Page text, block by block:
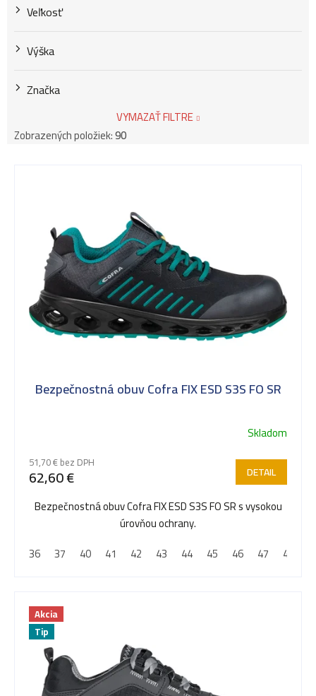
Veľkosť
Výška
Značka
VYMAZAŤ FILTRE
Zobrazených položiek:90
Bezpečnostná obuv Cofra FIX ESD S3S FO SR
Skladom
51,70 € bez DPH
62,60 € DETAIL
Bezpečnostná obuv Cofra FIX ESD S3S FO SR s vysokou
úrovňou ochrany.
36
37 40 41 42 43 44 45 46 47 48
Akcia
Tip